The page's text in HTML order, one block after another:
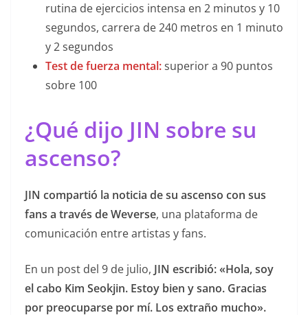
rutina de ejercicios intensa en 2 minutos y 10
segundos, carrera de 240 metros en 1 minuto
y 2 segundos
Test de fuerza mental:superior a 90 puntos
sobre 100
¿Qué dijo JIN sobre su
ascenso?
JIN compartió la noticia de su ascenso con sus
fans a través de Weverse, una plataforma de
comunicación entre artistas y fans.
En un post del 9 de julio, JIN escribió: «Hola, soy
el cabo Kim Seokjin. Estoy bien y sano. Gracias
por preocuparse por mí. Los extraño mucho».